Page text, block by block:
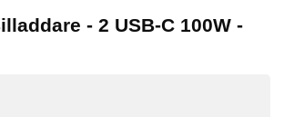
- 2 USB-C 100W -